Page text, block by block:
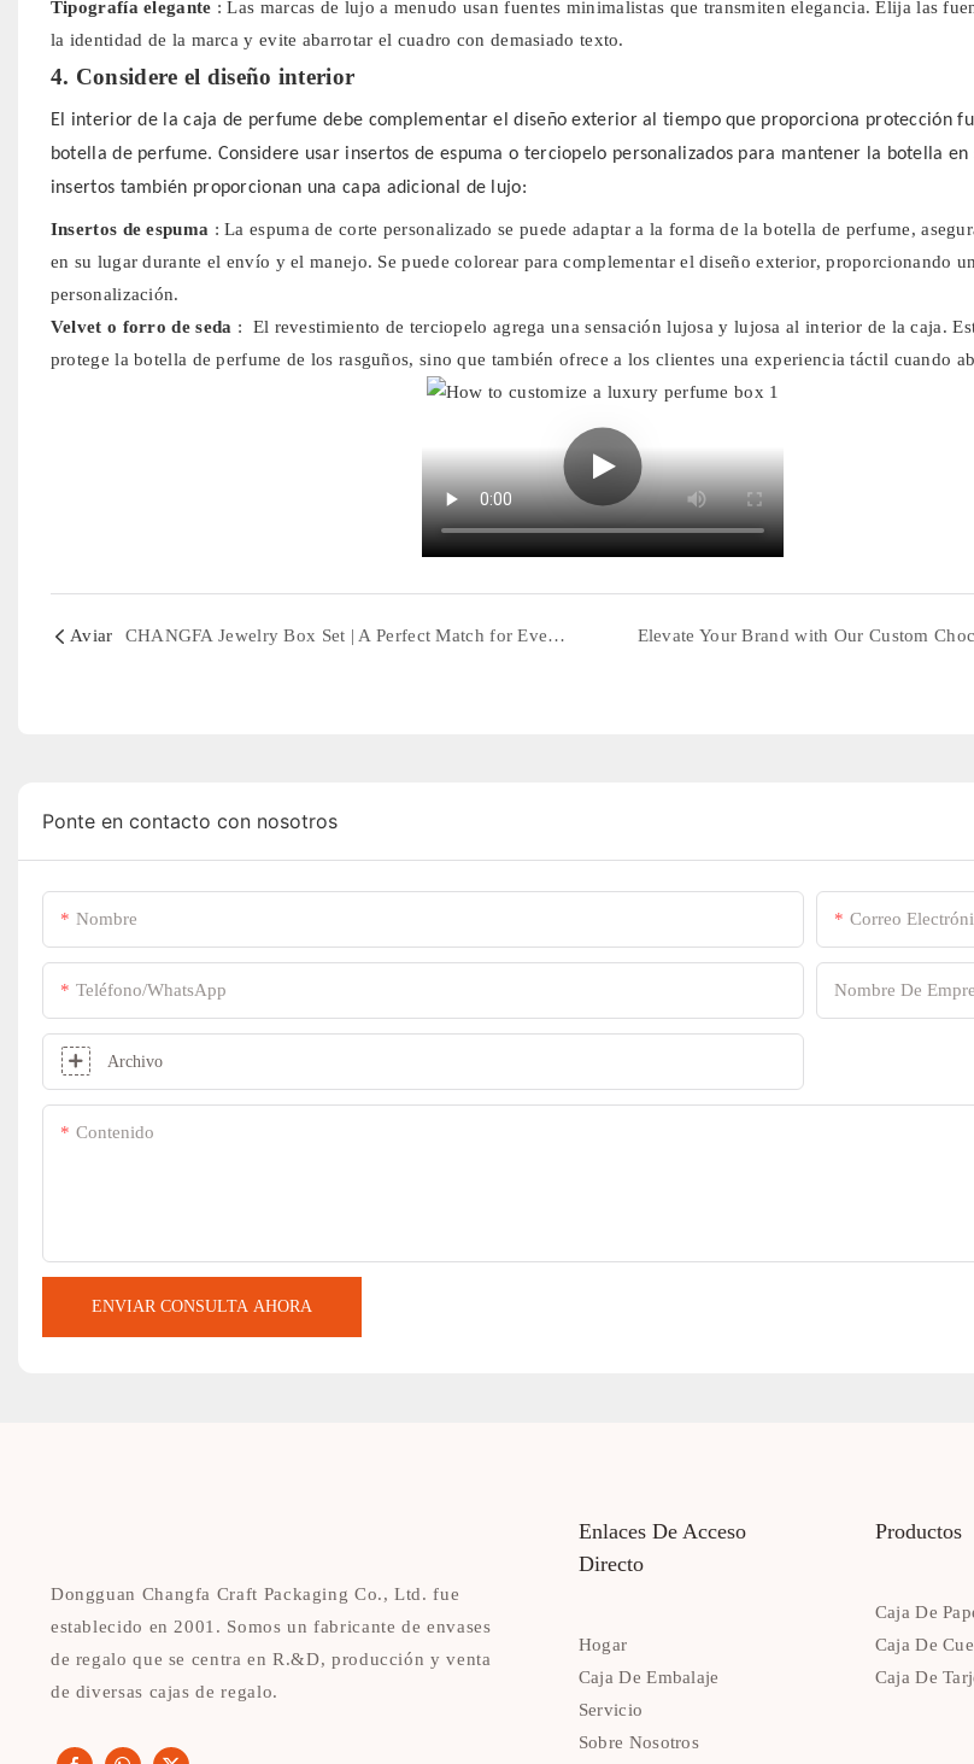
Tipografía elegante : Las marcas de lujo a menudo usan fuentes minimalistas que transmiten elegancia. Elija las
la identidad de la marca y evite abarrotar el cuadro con demasiado texto.
4. Considere el diseño interior
El interior de la caja de perfume debe complementar el diseño exterior al tiempo que proporciona protección
botella de perfume. Considere usar insertos de espuma o terciopelo personalizados para mantener la botella en
insertos también proporcionan una capa adicional de lujo:
Insertos de espuma : La espuma de corte personalizado se puede adaptar a la forma de la botella de perfume,
en su lugar durante el envío y el manejo. Se puede colorear para complementar el diseño exterior, proporcionando
personalización.
Velvet o forro de seda : El revestimiento de terciopelo agrega una sensación lujosa y lujosa al interior de la caja.
protege la botella de perfume de los rasguños, sino que también ofrece a los clientes una experiencia táctil cuando
Aviar CHANGFA Jewelry Box Set | A Perfect Match for Every Precious Piece
Ponte en contacto con nosotros
Nombre Correo
Teléfono/WhatsApp Nombre De
Archivo
Contenido
ENVIAR CONSULTA AHORA
Dongguan Changfa Craft Packaging Co., Ltd. fue
establecido en 2001. Somos un fabricante de envases
de regalo que se centra en R.&D, producción y venta
de diversas cajas de regalo.
Enlaces De Acceso
Directo
Hogar
Caja De Embalaje
Servicio
Sobre Nosotros
Productos
Caja De
Caja De
Caja De